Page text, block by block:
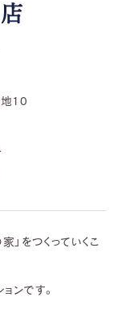
10
」をつくっていくこ
ンです。